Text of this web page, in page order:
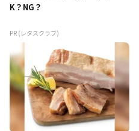
K？NG？
PR (レタスクラブ)